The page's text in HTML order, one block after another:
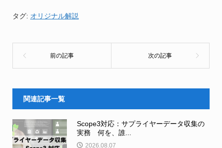
タグ: オリジナル解説
関連記事一覧
Scope3対応：サプライヤーデータ収集の
実務 何を、誰...
2026.08.07